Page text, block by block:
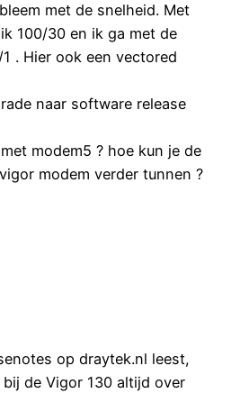
met de snelheid. Met
100/30 en ik ga met de
. Hier ook een vectored
naar software release
modem5 ? hoe kun je de
modem verder tunnen ?
op draytek.nl leest,
de Vigor 130 altijd over